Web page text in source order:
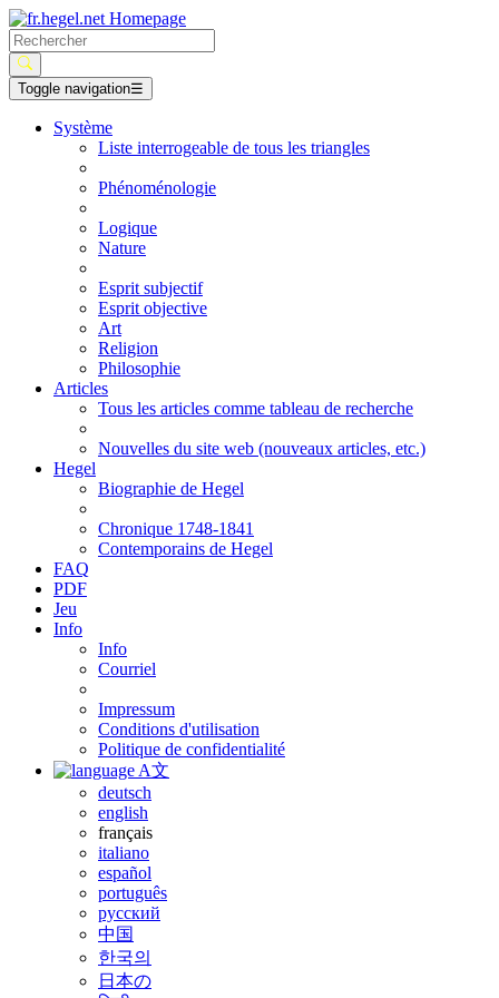
Toggle navigation☰
Système
Liste interrogeable de tous les triangles
Phénoménologie
Logique
Nature
Esprit subjectif
Esprit objective
Art
Religion
Philosophie
Articles
Tous les articles comme tableau de recherche
Nouvelles du site web (nouveaux articles, etc.)
Hegel
Biographie de Hegel
Chronique 1748-1841
Contemporains de Hegel
FAQ
PDF
Jeu
Info
Info
Courriel
Impressum
Conditions d'utilisation
Politique de confidentialité
A文
deutsch
english
français
italiano
español
português
русский
中国
한국의
日本の